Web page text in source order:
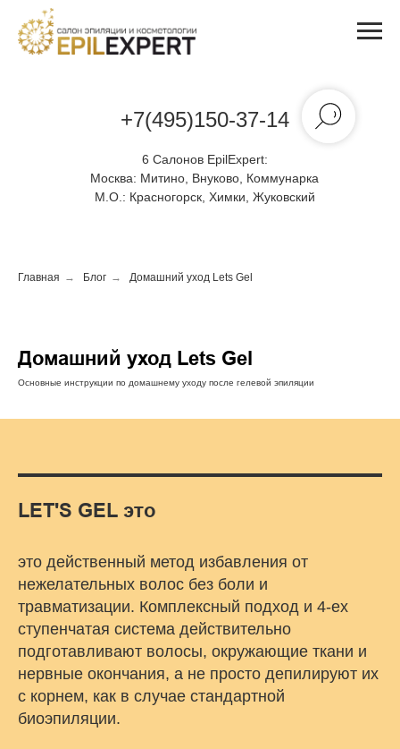
+7(495)150-37-14
6 Салонов EpilExpert:
Москва: Митино, Внуково, Коммунарка
М.О.: Красногорск, Химки, Жуковский
Главная → Блог → Домашний уход Lets Gel
Домашний уход Lets Gel
Основные инструкции по домашнему уходу после гелевой эпиляции
LET'S GEL это
это действенный метод избавления от
нежелательных волос без боли и
травматизации. Комплексный подход и 4-ех
ступенчатая система действительно
подготавливают волосы, окружающие ткани и
нервные окончания, а не просто депилируют их
с корнем, как в случае стандартной
биоэпиляции.